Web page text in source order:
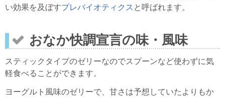
い効果を及ぼすプレバイオティクス と呼ばれます。
おなか快調宣言の味・風味
スティックタイプのゼリーなのでスプーンなど使わずに気
軽食べることができます。
ヨーグルト風味のゼリーで、甘さは予想していたよりもか